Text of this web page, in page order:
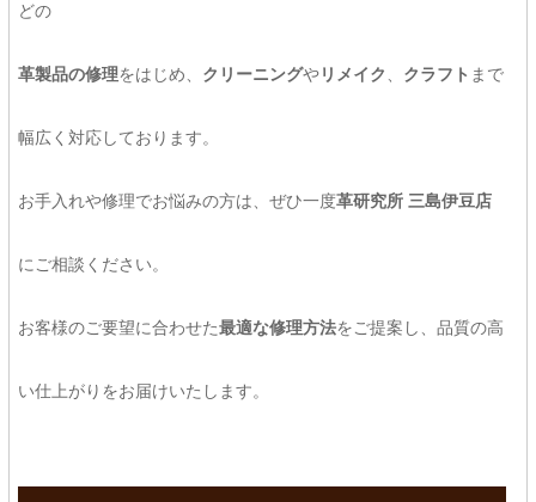
どの
革製品の修理をはじめ、 クリーニングやリメイク クラフト まで
幅広く対応しております。
お手入れや修理でお悩みの方は、ぜひ一度革研究所 三島伊豆店
にご相談ください。
お客様のご要望に合わせた最適な修理方法をご提案し、品質の高
い仕上がりをお届けいたします。